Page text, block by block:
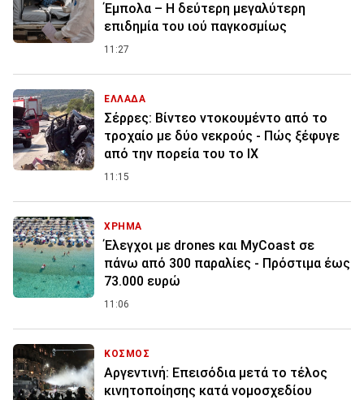
Έμπολα – Η δεύτερη μεγαλύτερη
επιδημία του ιού παγκοσμίως
11:27
ΕΛΛΑΔΑ
Σέρρες: Βίντεο ντοκουμέντο από το
τροχαίο με δύο νεκρούς - Πώς ξέφυγε
από την πορεία του το ΙΧ
11:15
ΧΡΗΜΑ
Έλεγχοι με drones και MyCoast σε
πάνω από 300 παραλίες - Πρόστιμα έως
73.000 ευρώ
11:06
ΚΟΣΜΟΣ
Αργεντινή: Επεισόδια μετά το τέλος
κινητοποίησης κατά νομοσχεδίου